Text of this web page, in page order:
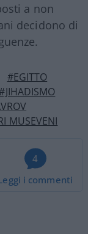
a non
decidono di
#EGITTO
MUSEVENI
4
i commenti